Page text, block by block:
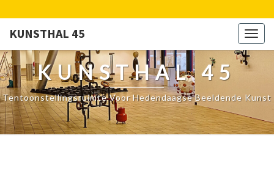
KUNSTHAL 45
KUNSTHAL 45
Tentoonstellingsruimte Voor Hedendaagse Beeldende Kunst